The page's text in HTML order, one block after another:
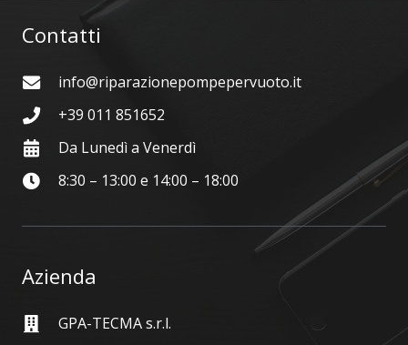
Contatti
info@riparazionepompepervuoto.it
+39 011 851652
Da Lunedì a Venerdì
8:30 – 13:00 e 14:00 – 18:00
Azienda
GPA-TECMA s.r.l.